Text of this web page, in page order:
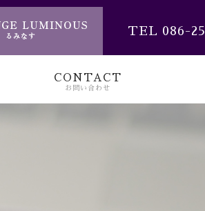
TEL 086-
CONTACT
お問い合わせ